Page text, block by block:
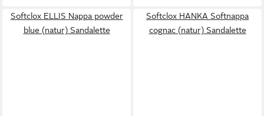
Softclox ELLIS Nappa powder
blue (natur) Sandalette
Softclox HANKA Softnappa
cognac (natur) Sandalette